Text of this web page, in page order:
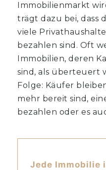
Immobilienmarkt
trägt dazu bei, dass
viele
bezahlen sind. Oft
Immobilien, deren
sind, als überteuert
Folge: Käufer
mehr bereit sind,
bezahlen oder es
Jede Immobilie